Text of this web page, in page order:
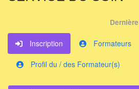
Inscription Formateurs
Profil du / des Formateur(s)